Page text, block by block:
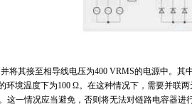
将其接至相导线电压为400 VRMS的电源中。
境温度下为100 Ω。在这种情况下，需要并联
这一情况应当避免，否则将无法对链路电容器进